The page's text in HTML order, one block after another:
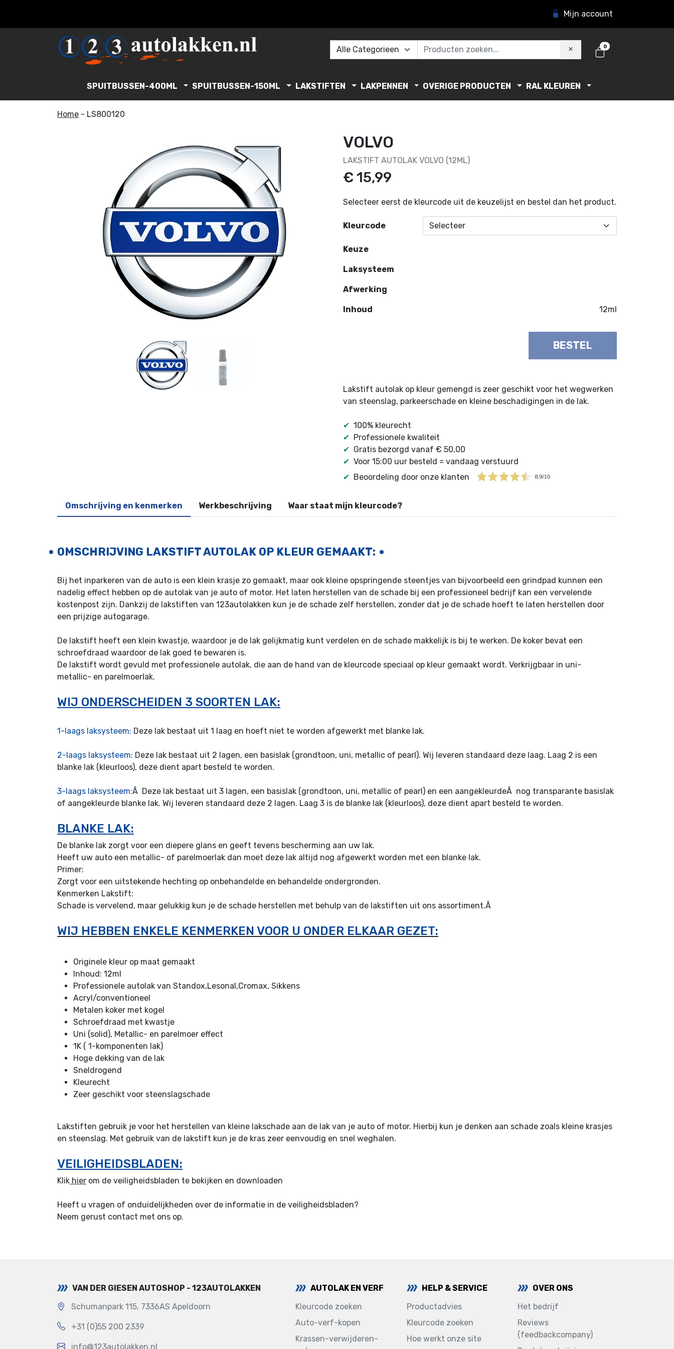
Mijn account
0
SPUITBUSSEN-400ML SPUITBUSSEN-150ML LAKSTIFTEN LAKPENNEN OVERIGE PRODUCTEN RAL KLEUREN
Home - LS800120
VOLVO
LAKSTIFT AUTOLAK VOLVO (12ML)
€ 15,99
Selecteer eerst de kleurcode uit de keuzelijst en bestel dan het product.
Kleurcode
Keuze
Laksysteem
Afwerking
Inhoud 12ml
BESTEL
Lakstift autolak op kleur gemengd is zeer geschikt voor het wegwerken
van steenslag, parkeerschade en kleine beschadigingen in de lak.
✔ 100% kleurecht
✔ Professionele kwaliteit
✔ Gratis bezorgd vanaf € 50,00
✔ Voor 15:00 uur besteld = vandaag verstuurd
✔ Beoordeling door onze klanten
Omschrijving en kenmerken Werkbeschrijving Waar staat mijn kleurcode?
OMSCHRIJVING LAKSTIFT AUTOLAK OP KLEUR GEMAAKT:
Bij het inparkeren van de auto is een klein krasje zo gemaakt, maar ook kleine opspringende steentjes van bijvoorbeeld een grindpad kunnen een
nadelig effect hebben op de autolak van je auto of motor. Het laten herstellen van de schade bij een professioneel bedrijf kan een vervelende
kostenpost zijn. Dankzij de lakstiften van 123autolakken kun je de schade zelf herstellen, zonder dat je de schade hoeft te laten herstellen door
een prijzige autogarage.
De lakstift heeft een klein kwastje, waardoor je de lak gelijkmatig kunt verdelen en de schade makkelijk is bij te werken. De koker bevat een
schroefdraad waardoor de lak goed te bewaren is.
De lakstift wordt gevuld met professionele autolak, die aan de hand van de kleurcode speciaal op kleur gemaakt wordt. Verkrijgbaar in uni-
metallic- en parelmoerlak.
WIJ ONDERSCHEIDEN 3 SOORTEN LAK:
1-laags laksysteem: Deze lak bestaat uit 1 laag en hoeft niet te worden afgewerkt met blanke lak.
2-laags laksysteem: Deze lak bestaat uit 2 lagen, een basislak (grondtoon, uni, metallic of pearl). Wij leveren standaard deze laag. Laag 2 is een
blanke lak (kleurloos), deze dient apart besteld te worden.
3-laags laksysteem:Â Deze lak bestaat uit 3 lagen, een basislak (grondtoon, uni, metallic of pearl) en een aangekleurdeÂ nog transparante basislak
of aangekleurde blanke lak. Wij leveren standaard deze 2 lagen. Laag 3 is de blanke lak (kleurloos), deze dient apart besteld te worden.
BLANKE LAK:
De blanke lak zorgt voor een diepere glans en geeft tevens bescherming aan uw lak.
Heeft uw auto een metallic- of parelmoerlak dan moet deze lak altijd nog afgewerkt worden met een blanke lak.
Primer:
Zorgt voor een uitstekende hechting op onbehandelde en behandelde ondergronden.
Kenmerken Lakstift:
Schade is vervelend, maar gelukkig kun je de schade herstellen met behulp van de lakstiften uit ons assortiment.Â
WIJ HEBBEN ENKELE KENMERKEN VOOR U ONDER ELKAAR GEZET:
Originele kleur op maat gemaakt
Inhoud: 12ml
Professionele autolak van Standox,Lesonal,Cromax, Sikkens
Acryl/conventioneel
Metalen koker met kogel
Schroefdraad met kwastje
Uni (solid), Metallic- en parelmoer effect
1K ( 1-komponenten lak)
Hoge dekking van de lak
Sneldrogend
Kleurecht
Zeer geschikt voor steenslagschade
Lakstiften gebruik je voor het herstellen van kleine lakschade aan de lak van je auto of motor. Hierbij kun je denken aan schade zoals kleine krasjes
en steenslag. Met gebruik van de lakstift kun je de kras zeer eenvoudig en snel weghalen.
VEILIGHEIDSBLADEN:
Klik hier om de veiligheidsbladen te bekijken en downloaden
Heeft u vragen of onduidelijkheden over de informatie in de veiligheidsbladen?
Neem gerust contact met ons op.
VAN DER GIESEN AUTOSHOP - 123AUTOLAKKEN
Schumanpark 115, 7336AS Apeldoorn
+31 (0)55 200 2339
info@123autolakken.nl
AUTOLAK EN VERF
Kleurcode zoeken
Auto-verf-kopen
Krassen-verwijderen-
HELP & SERVICE
Productadvies
Kleurcode zoeken
Hoe werkt onze site
OVER ONS
Het bedrijf
Reviews
(feedbackcompany)